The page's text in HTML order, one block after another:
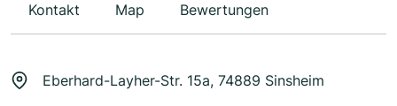
Kontakt Map Bewertungen
Eberhard-Layher-Str. 15a, 74889 Sinsheim